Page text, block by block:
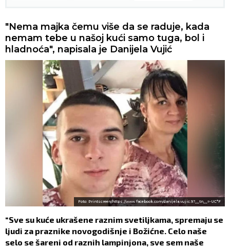
"Nema majka čemu više da se raduje, kada
nemam tebe u našoj kući samo tuga, bol i
hladnoća", napisala je Danijela Vujić
Foto: Printscreen/https://www.facebook.com/danijela.vujic.9?__tn__=-UC*F
“Sve su kuće ukrašene raznim svetiljkama, spremaju se
ljudi za praznike novogodišnje i Božićne. Celo naše
selo se šareni od raznih lampinjona, sve sem naše